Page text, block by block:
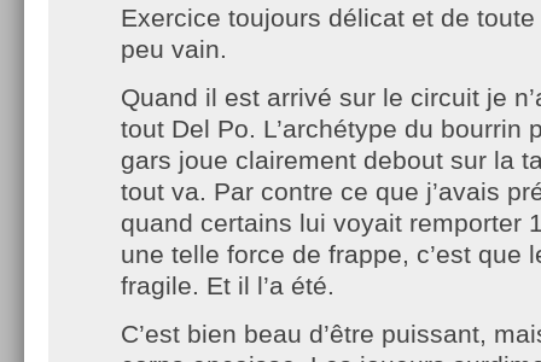
Exercice toujours délicat et de
peu vain.
Quand il est arrivé sur le circuit je
tout Del Po. L’archétype du bourrin
gars joue clairement debout sur la
tout va. Par contre ce que j’avais
quand certains lui voyait remporter
une telle force de frappe, c’est que
fragile. Et il l’a été.
C’est bien beau d’être puissant,